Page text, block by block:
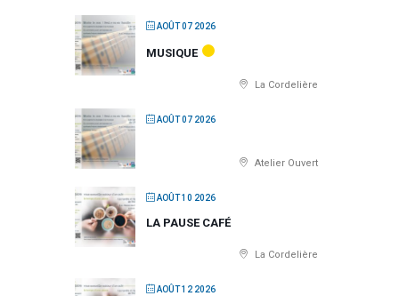
AOÛT 07 2026
MUSIQUE
La Cordelière
AOÛT 07 2026
Atelier Ouvert
AOÛT 10 2026
LA PAUSE CAFÉ
La Cordelière
AOÛT 12 2026